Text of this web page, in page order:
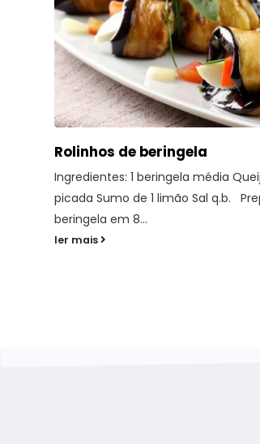
Shakshuka de cenoura
Ingredientes (1 porção):
1 cebola pequena; 1 dente de alho;
de louro; 1 cenoura; 2...
ler mais